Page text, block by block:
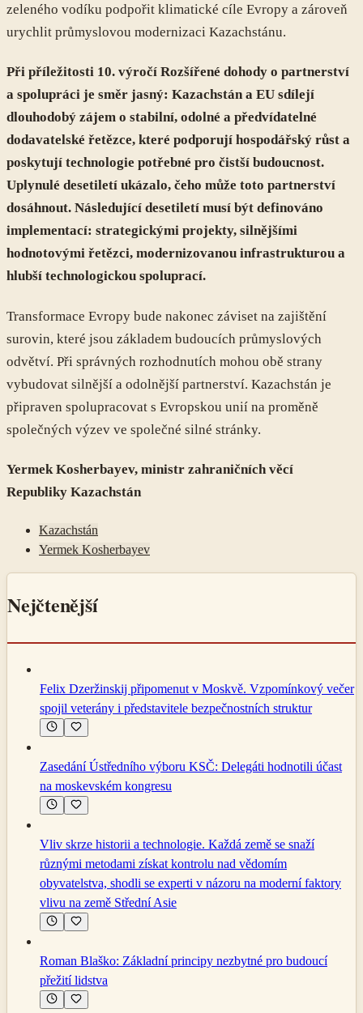
zeleného vodíku podpořit klimatické cíle Evropy a zároveň
urychlit průmyslovou modernizaci Kazachstánu.
Při příležitosti 10. výročí Rozšířené dohody o partnerství
a spolupráci je směr jasný: Kazachstán a EU sdílejí
dlouhodobý zájem o stabilní, odolné a předvídatelné
dodavatelské řetězce, které podporují hospodářský růst a
poskytují technologie potřebné pro čistší budoucnost.
Uplynulé desetiletí ukázalo, čeho může toto partnerství
dosáhnout. Následující desetiletí musí být definováno
implementací: strategickými projekty, silnějšími
hodnotovými řetězci, modernizovanou infrastrukturou a
hlubší technologickou spoluprací.
Transformace Evropy bude nakonec záviset na zajištění
surovin, které jsou základem budoucích průmyslových
odvětví. Při správných rozhodnutích mohou obě strany
vybudovat silnější a odolnější partnerství. Kazachstán je
připraven spolupracovat s Evropskou unií na proměně
společných výzev ve společné silné stránky.
Yermek Kosherbayev, ministr zahraničních věcí
Republiky Kazachstán
Kazachstán
Yermek Kosherbayev
Nejčtenější
Felix Dzeržinskij připomenut v Moskvě. Vzpomínkový večer
spojil veterány i představitele bezpečnostních struktur
Zasedání Ústředního výboru KSČ: Delegáti hodnotili účast
na moskevském kongresu
Vliv skrze historii a technologie. Každá země se snaží
různými metodami získat kontrolu nad vědomím
obyvatelstva, shodli se experti v názoru na moderní faktory
vlivu na země Střední Asie
Roman Blaško: Základní principy nezbytné pro budoucí
přežití lidstva